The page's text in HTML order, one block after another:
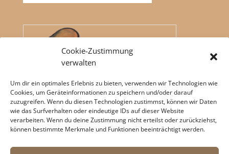
Cookie-Zustimmung
verwalten
Um dir ein optimales Erlebnis zu bieten, verwenden wir Technologien wie
Cookies, um Geräteinformationen zu speichern und/oder darauf
zuzugreifen. Wenn du diesen Technologien zustimmst, können wir Daten
wie das Surfverhalten oder eindeutige IDs auf dieser Website
verarbeiten. Wenn du deine Zustimmung nicht erteilst oder zurückziehst,
können bestimmte Merkmale und Funktionen beeinträchtigt werden.